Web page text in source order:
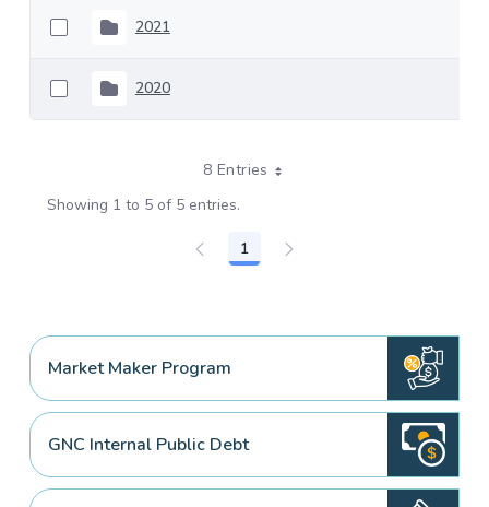
2021
2020
8 Entries
Showing 1 to 5 of 5 entries.
Page
1
Market Maker Program
GNC Internal Public Debt